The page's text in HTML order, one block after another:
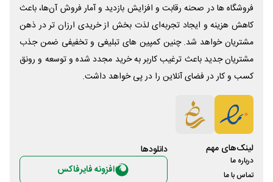
فروشگاه ها در صحنه رقابت و افزایش بازدید و آمار فروش آن‌ها، باعث
کاهش هزینه و ایجاد تجربه‌ای لذت بخش از خریدی ارزان تر در ذهن
مشتریان خواهد شد. چنین کمپین های تبلیغی و تخفیفی ضمن جذب
مشتریان جدید باعث ترغیب کاربر به خرید مجدد شده و توسعه و رونق
کسب و کار در فضای آنلاین را در پی خواهد داشت.
لینک‌های مهم
درباره ما
تماس با ما
دانلود‌ها
افزونه فایرفاکس